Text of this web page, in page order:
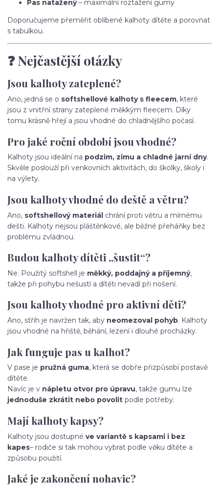
Pas natažený– maximální roztažení gumy
Doporučujeme přeměřit oblíbené kalhoty dítěte a porovnat
s tabulkou.
❓ Nejčastější otázky
Jsou kalhoty zateplené?
Ano, jedná se o softshellové kalhoty s fleecem, které
jsou z vnitřní strany zateplené měkkým fleecem. Díky
tomu krásně hřejí a jsou vhodné do chladnějšího počasí.
Pro jaké roční období jsou vhodné?
Kalhoty jsou ideální na podzim, zimu a chladné jarní dny.
Skvěle poslouží při venkovních aktivitách, do školky, školy i
na výlety.
Jsou kalhoty vhodné do deště a větru?
Ano, softshellový materiál chrání proti větru a mírnému
dešti. Kalhoty nejsou pláštěnkové, ale běžné přeháňky bez
problému zvládnou.
Budou kalhoty dítěti „šustit“?
Ne. Použitý softshell je měkký, poddajný a příjemný,
takže při pohybu nešustí a dítěti nevadí při nošení.
Jsou kalhoty vhodné pro aktivní děti?
Ano, střih je navržen tak, aby neomezoval pohyb. Kalhoty
jsou vhodné na hřiště, běhání, lezení i dlouhé procházky.
Jak funguje pas u kalhot?
V pase je pružná guma, která se dobře přizpůsobí postavě
dítěte.
Navíc je v nápletu otvor pro úpravu, takže gumu lze
jednoduše zkrátit nebo povolit podle potřeby.
Mají kalhoty kapsy?
Kalhoty jsou dostupné ve variantě s kapsami i bez
kapes– rodiče si tak mohou vybrat podle věku dítěte a
způsobu použití.
Jaké je zakončení nohavic?